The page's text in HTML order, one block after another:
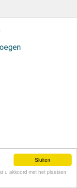
Sluiten
u akkoord met het plaatsen